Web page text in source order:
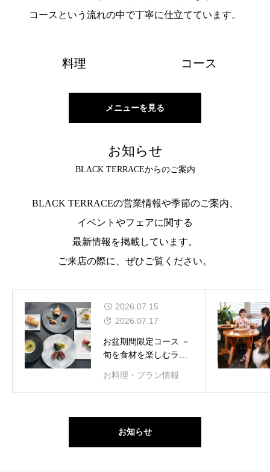
コースという流れの中で丁寧に仕立てています。
料理 コース
メニューを見る
お知らせ
BLACK TERRACEからのご案内
BLACK TERRACEの営業情報や季節のご案内、
イベントやフェアに関する
最新情報を掲載しています。
ご来店の際に、ぜひご覧ください。
2026.07.15
2026.07.17
お盆期間限定コース －
旬を食材を楽しむラン
お料理・プラン情報
お知らせ